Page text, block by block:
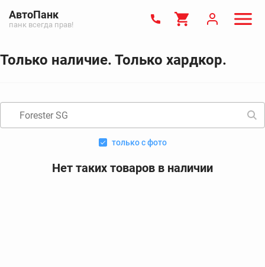
АвтоПанк
панк всегда прав!
Только наличие. Только хардкор.
только с фото
Нет таких товаров в наличии